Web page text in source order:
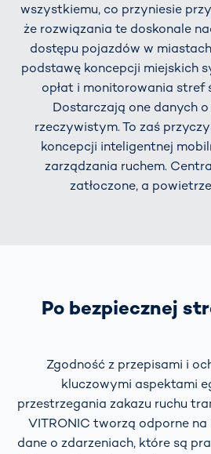
wszystkiemu, co przyniesie
że rozwiązania te doskonale
dostępu pojazdów w
podstawę koncepcji miejskich
opłat i monitorowania stref
Dostarczają one danych
rzeczywistym. To zaś
koncepcji inteligentnej
zarządzania ruchem.
zatłoczone, a
Po bezpiecznej
Zgodność z przepisami i
kluczowymi aspektami
przestrzegania zakazu ruchu
VITRONIC tworzą odporne
dane o zdarzeniach, które są